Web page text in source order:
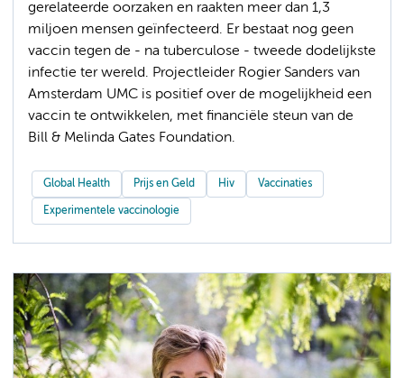
gerelateerde oorzaken en raakten meer dan 1,3
miljoen mensen geïnfecteerd. Er bestaat nog geen
vaccin tegen de - na tuberculose - tweede dodelijkste
infectie ter wereld. Projectleider Rogier Sanders van
Amsterdam UMC is positief over de mogelijkheid een
vaccin te ontwikkelen, met financiële steun van de
Bill & Melinda Gates Foundation.
Global Health Prijs en Geld Hiv Vaccinaties
Experimentele vaccinologie